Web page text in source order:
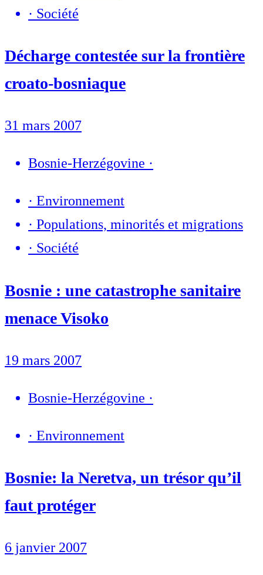
· Société
Décharge contestée sur la frontière
croato-bosniaque
31 mars 2007
Bosnie-Herzégovine ·
· Environnement
· Populations, minorités et migrations
· Société
Bosnie : une catastrophe sanitaire
menace Visoko
19 mars 2007
Bosnie-Herzégovine ·
· Environnement
Bosnie: la Neretva, un trésor qu’il
faut protéger
6 janvier 2007